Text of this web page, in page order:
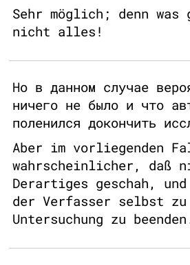
Sehr möglich; denn was
nicht alles!
Но в данном случае
ничего не было и что
поленился докончить
Aber im vorliegenden
wahrscheinlicher, daß
Derartiges geschah,
der Verfasser selbst
Untersuchung zu